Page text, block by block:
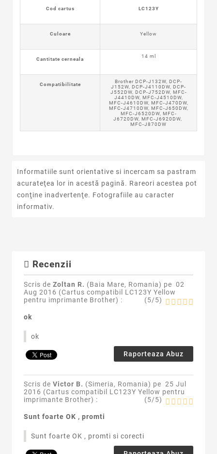
Cod cartus LC123Y
Culoare Yellow
Cantitate cerneala
14 ml
Compatibilitate
Brother DCP-J132W, DCP-
J152W, DCP-J4110DW, DCP-
J552DW, DCP-J752DW, MFC-
J4410DW, MFC-J4510DW,
MFC-J4610DW, MFC-J470DW,
MFC-J4710DW, MFC-J650DW,
MFC-J6520DW, MFC-
J6720DW, MFC-J6920DW,
MFC-J870DW
Informatiile sunt orientative si incercam sa pastram
acurateţea lor in acestă pagină. Rareori acestea pot
conţine inadvertenţe. Fotografiile au caracter
informativ.
Recenzii
Scris de Zoltan R. (Baia Mare, Romania) pe 02
Aug 2016 (Cartus compatibil LC123Y Yellow
pentru imprimante Brother) : (5/5)
ok
ok
Raporteaza Abuz
Scris de Victor B. (Simeria, Romania) pe 25 Jul
2016 (Cartus compatibil LC123Y Yellow pentru
imprimante Brother) : (5/5)
Sunt foarte OK , promti
Sunt foarte OK , promti si corecti